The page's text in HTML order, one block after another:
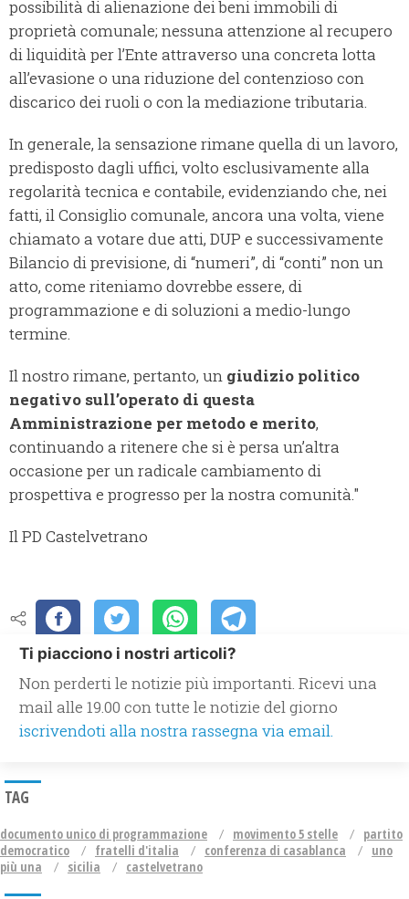
possibilità di alienazione dei beni immobili di
proprietà comunale; nessuna attenzione al recupero
di liquidità per l’Ente attraverso una concreta lotta
all’evasione o una riduzione del contenzioso con
discarico dei ruoli o con la mediazione tributaria.
In generale, la sensazione rimane quella di un lavoro,
predisposto dagli uffici, volto esclusivamente alla
regolarità tecnica e contabile, evidenziando che, nei
fatti, il Consiglio comunale, ancora una volta, viene
chiamato a votare due atti, DUP e successivamente
Bilancio di previsione, di “numeri”, di “conti” non un
atto, come riteniamo dovrebbe essere, di
programmazione e di soluzioni a medio-lungo
termine.
Il nostro rimane, pertanto, un giudizio politico
negativo sull’operato di questa
Amministrazione per metodo e merito,
continuando a ritenere che si è persa un’altra
occasione per un radicale cambiamento di
prospettiva e progresso per la nostra comunità."
Il PD Castelvetrano
Ti piacciono i nostri articoli?
Non perderti le notizie più importanti. Ricevi una
mail alle 19.00 con tutte le notizie del giorno
iscrivendoti alla nostra rassegna via email.
TAG
documento unico di programmazione movimento 5 stelle
partito
democratico
fratelli d'italia conferenza di casablanca
uno
più una
sicilia castelvetrano